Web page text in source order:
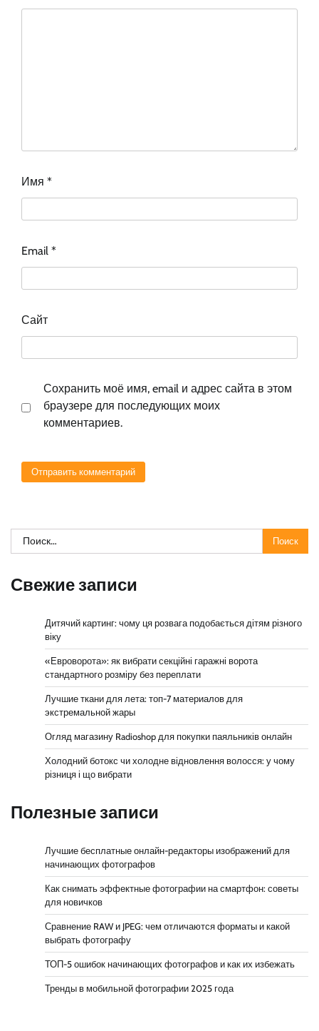
Имя *
Email *
Сайт
Сохранить моё имя, email и адрес сайта в этом
браузере для последующих моих
комментариев.
Найти:
Свежие записи
Дитячий картинг: чому ця розвага подобається дітям різного
віку
«Евроворота»: як вибрати секційні гаражні ворота
стандартного розміру без переплати
Лучшие ткани для лета: топ-7 материалов для
экстремальной жары
Огляд магазину Radioshop для покупки паяльників онлайн
Холодний ботокс чи холодне відновлення волосся: у чому
різниця і що вибрати
Полезные записи
Лучшие бесплатные онлайн-редакторы изображений для
начинающих фотографов
Как снимать эффектные фотографии на смартфон: советы
для новичков
Сравнение RAW и JPEG: чем отличаются форматы и какой
выбрать фотографу
ТОП-5 ошибок начинающих фотографов и как их избежать
Тренды в мобильной фотографии 2025 года